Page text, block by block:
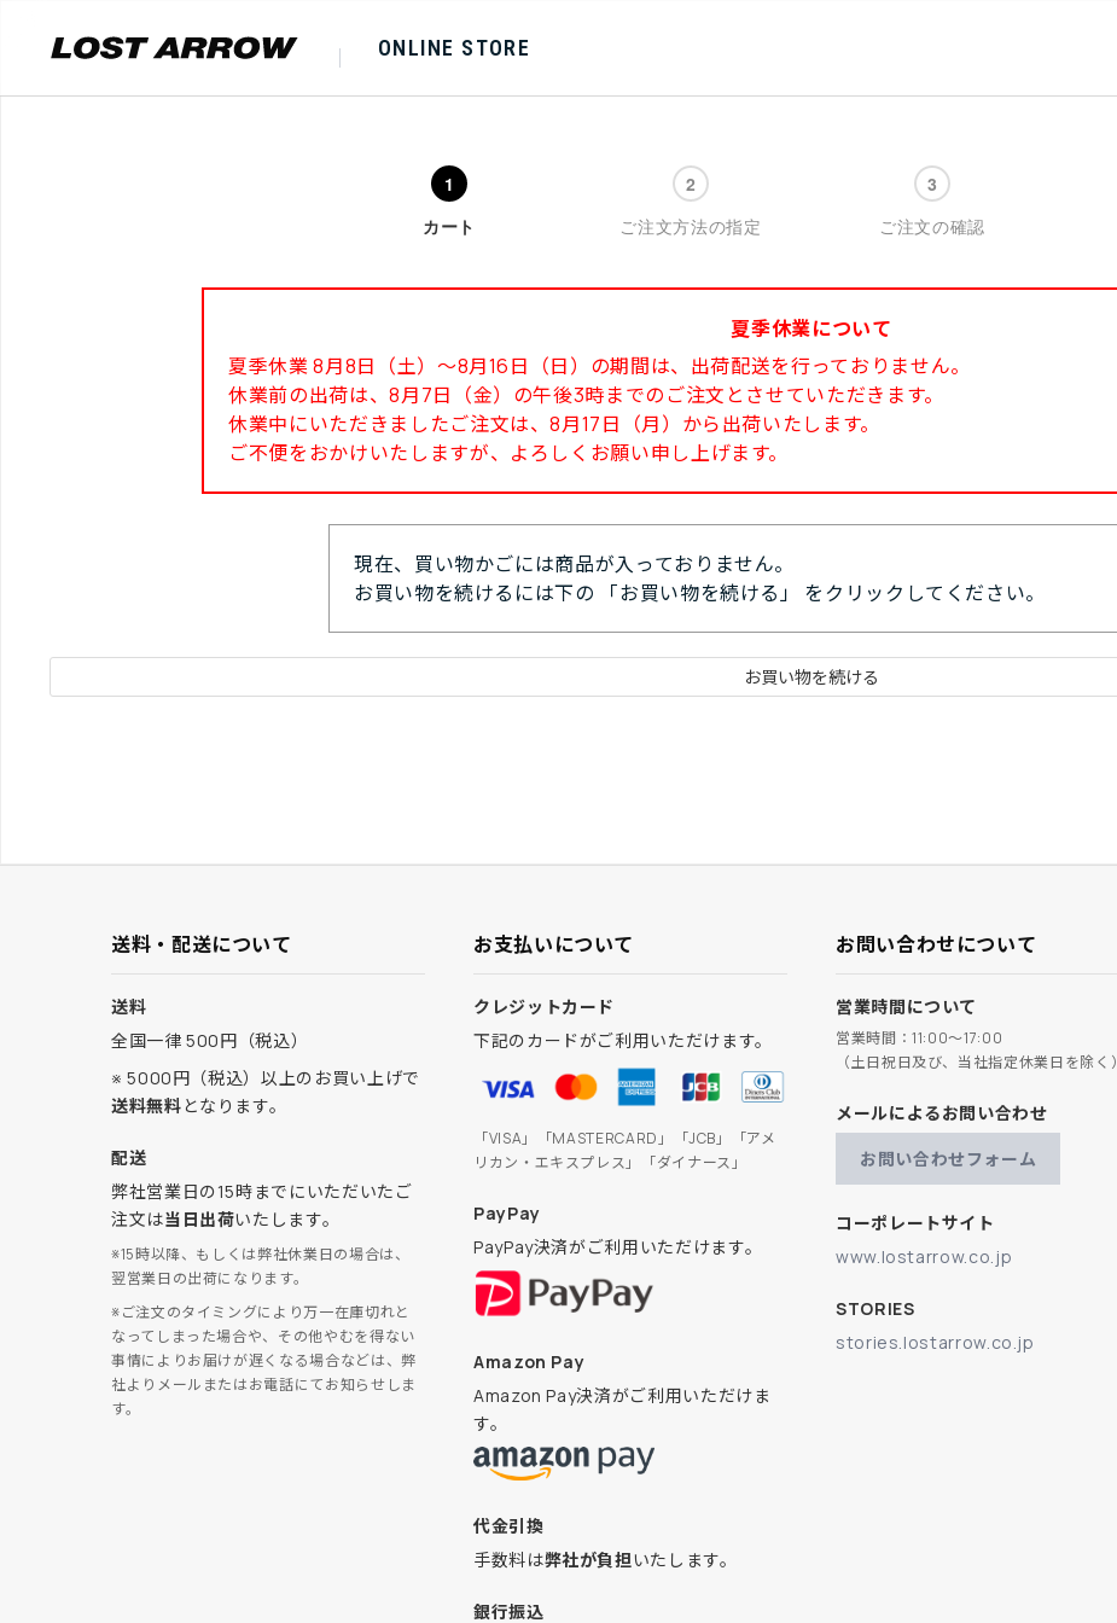
ONLINE STORE
カート ご注文方法の指定 ご注文の確認
夏季休業について
夏季休業 8月8日（土）～8月16日（日）の期間は、出荷配送を行っておりません。
休業前の出荷は、8月7日（金）の午後3時までのご注文とさせていただきます。
休業中にいただきましたご注文は、8月17日（月）から出荷いたします。
ご不便をおかけいたしますが、よろしくお願い申し上げます。
現在、買い物かごには商品が入っておりません。
お買い物を続けるには下の 「お買い物を続ける」 をクリックしてください。
送料・配送について
送料
全国一律 500円（税込）
※ 5000円（税込）以上のお買い上げで
送料無料となります。
配送
弊社営業日の15時までにいただいたご
注文は当日出荷いたします。
※15時以降、もしくは弊社休業日の場合は、
翌営業日の出荷になります。
※ご注文のタイミングにより万一在庫切れと
なってしまった場合や、その他やむを得ない
事情によりお届けが遅くなる場合などは、弊
社よりメールまたはお電話にてお知らせしま
す。
お支払いについて
クレジットカード
下記のカードがご利用いただけます。
「VISA」「MASTERCARD」「JCB」「アメ
リカン・エキスプレス」「ダイナース」
PayPay
PayPay決済がご利用いただけます。
Amazon Pay
Amazon Pay決済がご利用いただけま
す。
代金引換
手数料は弊社が負担いたします。
銀行振込
お問い合わせについて
営業時間について
営業時間：11:00～17:00
（土日祝日及び、当社指定休業日を除く）
メールによるお問い合わせ
お問い合わせフォーム
コーポレートサイト
www.lostarrow.co.jp
STORIES
stories.lostarrow.co.jp